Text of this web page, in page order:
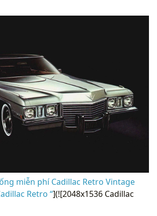
miễn phí Cadillac Retro Vintage
Retro “](![2048x1536 Cadillac